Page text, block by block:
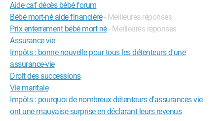
Aide caf décès bébé forum
Bébé mort-né aide financière - Meilleures réponses
Prix enterrement bébé mort né- Meilleures réponses
Assurance vie
Impôts : bonne nouvelle pour tous les détenteurs d'une
assurance-vie
Droit des successions
Vie maritale
Impôts : pourquoi de nombreux détenteurs d'assurances vie
ont une mauvaise surprise en déclarant leurs revenus